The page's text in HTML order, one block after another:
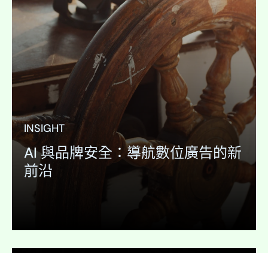
INSIGHT
AI 與品牌安全：導航數位廣告的新
前沿